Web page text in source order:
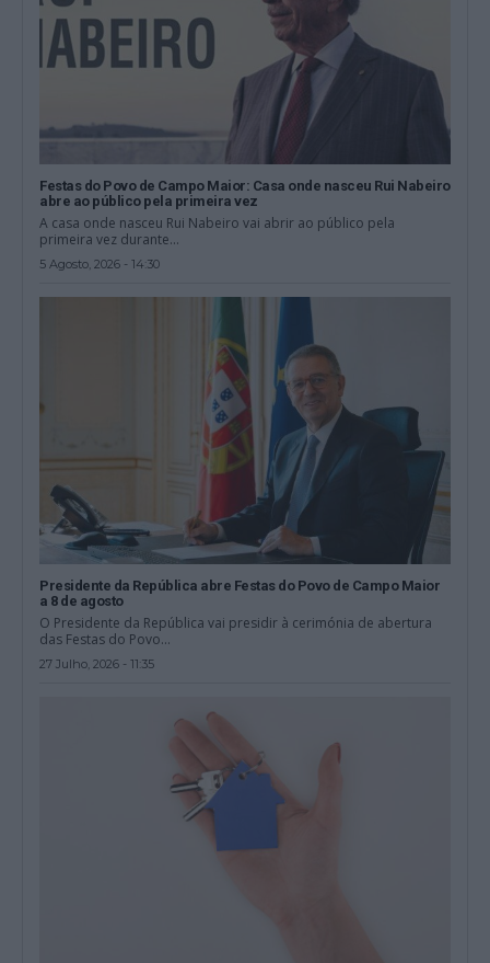
Festas do Povo de Campo Maior: Casa onde nasceu Rui Nabeiro
abre ao público pela primeira vez
A casa onde nasceu Rui Nabeiro vai abrir ao público pela
primeira vez durante...
5 Agosto, 2026 - 14:30
Presidente da República abre Festas do Povo de Campo Maior
a 8 de agosto
O Presidente da República vai presidir à cerimónia de abertura
das Festas do Povo...
27 Julho, 2026 - 11:35